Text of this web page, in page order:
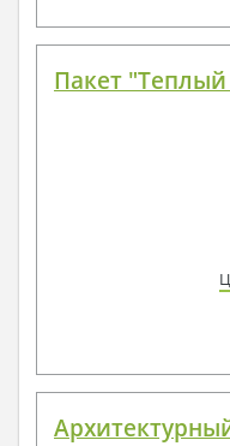
Пакет